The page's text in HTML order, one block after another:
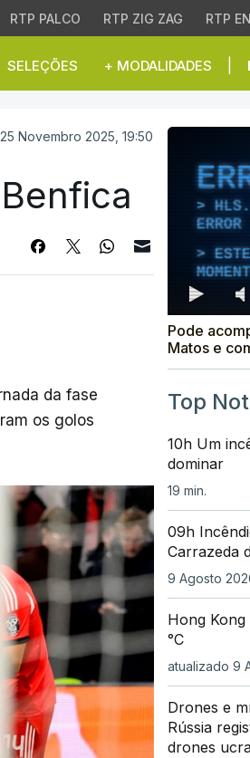
RTP PALCO RTP ZIG ZAG RTP
SELEÇÕES + MODALIDADES
Novembro 2025, 19:50
da fase
os golos
ERROR
Pode
Matos e
Top
10h Um
dominar
19 min.
09h
Carrazeda
9 Agosto
Hong
°C
atualizado 9
Drones e
Rússia
drones